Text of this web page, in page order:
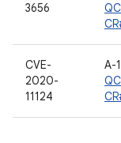
3656
CVE-
2020-
11124
A-